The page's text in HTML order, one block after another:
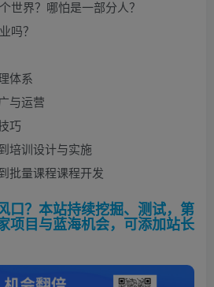
世界？哪怕是一部分人？
吗？
体系
与运营
巧
培训设计与实施
批量课程课程开发
口？本站持续挖掘、测试，第
项目与蓝海机会，可添加站长